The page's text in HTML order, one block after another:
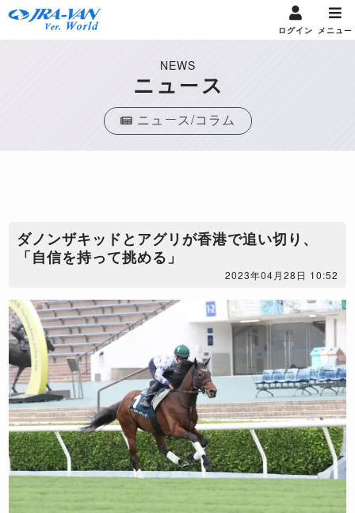
ログイン メニュー
NEWS
ニュース
ニュース/コラム
ダノンザキッドとアグリが香港で追い切り、
「自信を持って挑める」
2023年04月28日 10:52